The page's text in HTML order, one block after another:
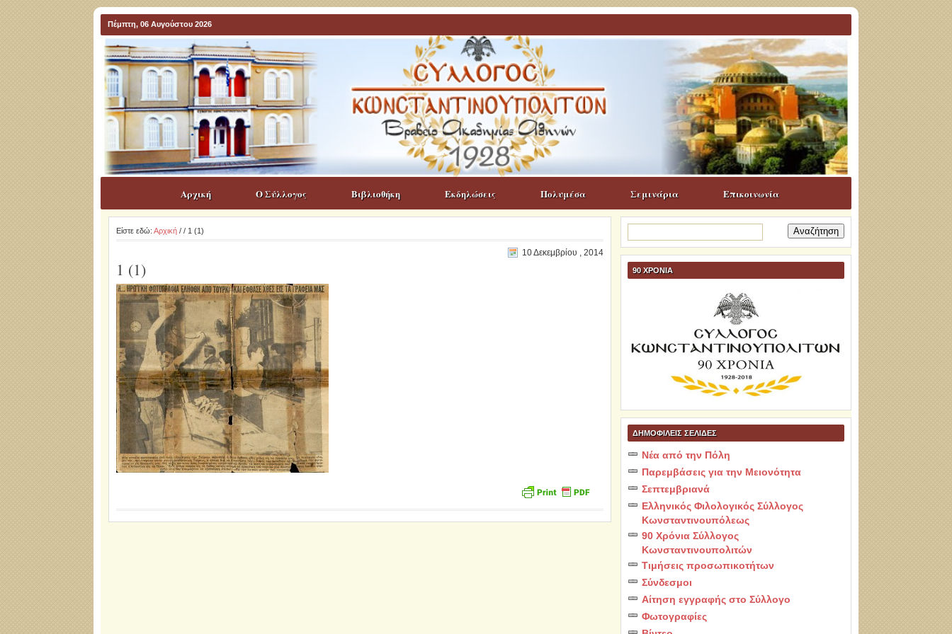
Πέμπτη, 06 Αυγούστου 2026
Αρχική Ο Σύλλογος Βιβλιοθήκη Εκδηλώσεις Πολυμέσα Σεμινάρια Επικοινωνία
Είστε εδώ: Αρχική/ / 1 (1)
10 Δεκεμβρίου , 2014
1 (1)
για:
90 ΧΡΟΝΙΑ
ΔΗΜΟΦΙΛΕΙΣ ΣΕΛΙΔΕΣ
Νέα από την Πόλη
Παρεμβάσεις για την Μειονότητα
Σεπτεμβριανά
Ελληνικός Φιλολογικός Σύλλογος
Κωνσταντινουπόλεως
90 Χρόνια Σύλλογος
Κωνσταντινουπολιτών
Τιμήσεις προσωπικοτήτων
Σύνδεσμοι
Αίτηση εγγραφής στο Σύλλογο
Φωτογραφίες